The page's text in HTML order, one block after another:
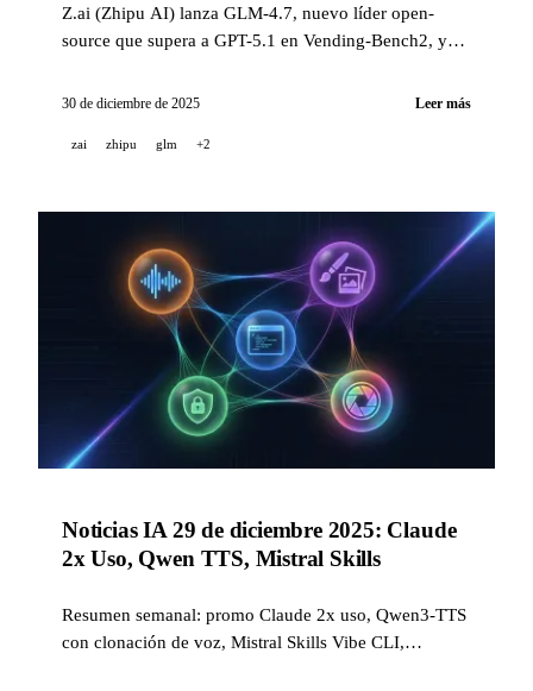
Z.ai (Zhipu AI) lanza GLM-4.7, nuevo líder open-
source que supera a GPT-5.1 en Vending-Bench2, y
30 de diciembre de 2025 Leer más
zai zhipu glm +2
Noticias IA 29 de diciembre 2025: Claude
2x Uso, Qwen TTS, Mistral Skills
Resumen semanal: promo Claude 2x uso, Qwen3-TTS
con clonación de voz, Mistral Skills Vibe CLI,